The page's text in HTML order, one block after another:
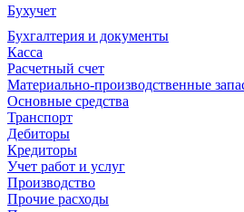
Бухучет
Бухгалтерия и документы
Касса
Расчетный счет
Материально-производственные
Основные средства
Транспорт
Дебиторы
Кредиторы
Учет работ и услуг
Производство
Прочие расходы